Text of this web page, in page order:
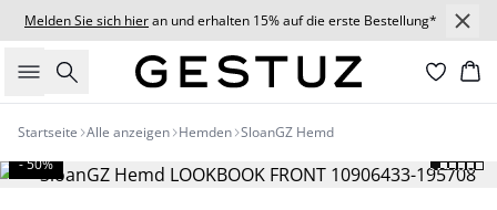
Melden Sie sich hieran und erhalten 15% auf die erste Bestellung*
Suche
Startseite Alle anzeigen Hemden SloanGZ Hemd
- 50%